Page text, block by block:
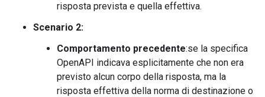
risposta prevista e quella effettiva.
Scenario 2:
Comportamento precedente:se la specifica
OpenAPI indicava esplicitamente che non era
previsto alcun corpo della risposta, ma la
risposta effettiva della norma di destinazione o